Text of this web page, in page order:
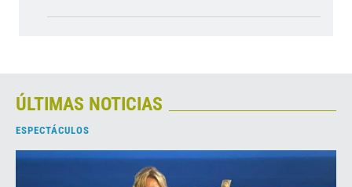
ÚLTIMAS NOTICIAS
ESPECTÁCULOS